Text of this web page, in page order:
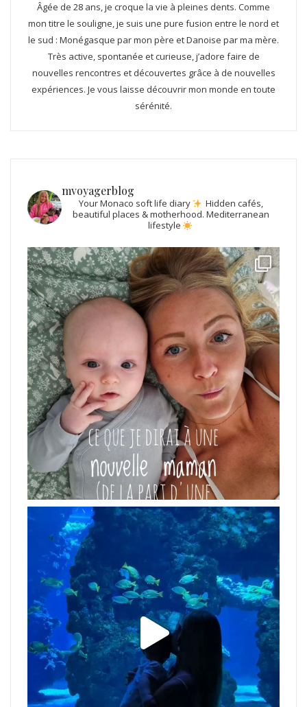
Âgée de 28 ans, je croque la vie à pleines dents. Comme
mon titre le souligne, je suis une pure fusion entre le nord et
le sud : Monégasque par mon père et Danoise par ma mère.
Très active, spontanée et curieuse, j’adore faire de
nouvelles rencontres et découvertes grâce à de nouvelles
expériences. Je vous laisse découvrir mon monde en toute
sérénité.
mvoyagerblog
Your Monaco soft life diary
Hidden cafés,
beautiful places & motherhood. Mediterranean
lifestyle